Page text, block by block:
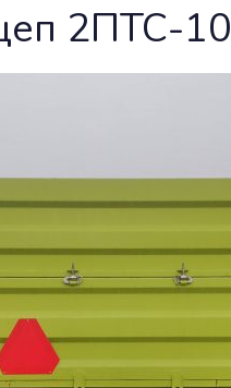
2ПТС-10